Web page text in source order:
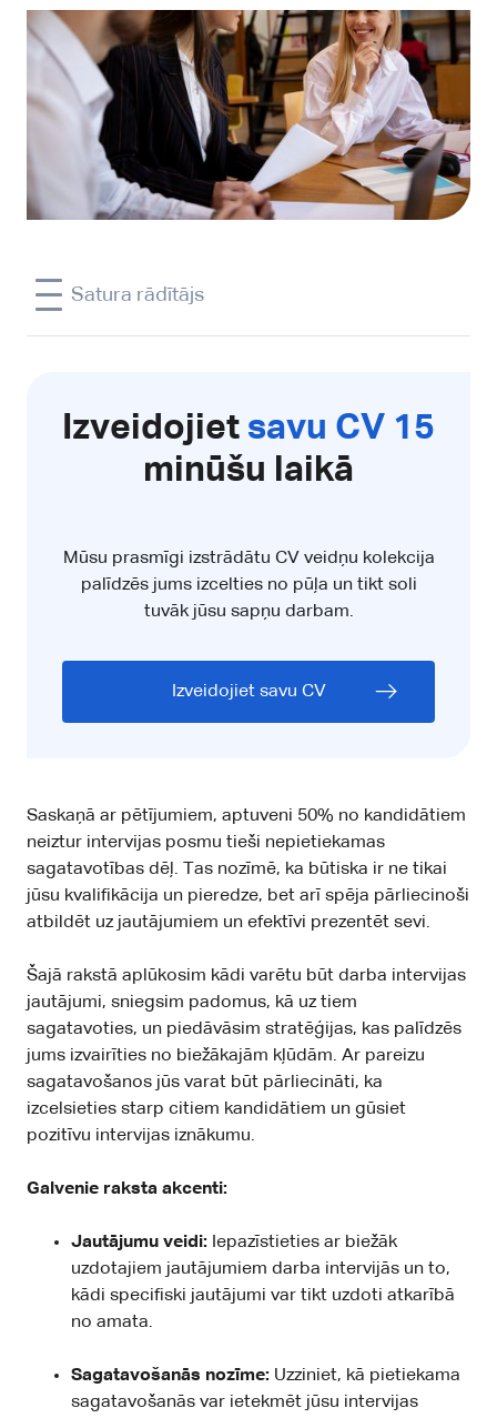
Satura rādītājs
Izveidojiet savu CV 15
minūšu laikā
Mūsu prasmīgi izstrādātu CV veidņu kolekcija
palīdzēs jums izcelties no pūļa un tikt soli
tuvāk jūsu sapņu darbam.
Izveidojiet savu CV
Saskaņā ar pētījumiem, aptuveni 50% no kandidātiem
neiztur intervijas posmu tieši nepietiekamas
sagatavotības dēļ. Tas nozīmē, ka būtiska ir ne tikai
jūsu kvalifikācija un pieredze, bet arī spēja pārliecinoši
atbildēt uz jautājumiem un efektīvi prezentēt sevi.
Šajā rakstā aplūkosim kādi varētu būt darba intervijas
jautājumi, sniegsim padomus, kā uz tiem
sagatavoties, un piedāvāsim stratēģijas, kas palīdzēs
jums izvairīties no biežākajām kļūdām. Ar pareizu
sagatavošanos jūs varat būt pārliecināti, ka
izcelsieties starp citiem kandidātiem un gūsiet
pozitīvu intervijas iznākumu.
Galvenie raksta akcenti:
Jautājumu veidi: Iepazīstieties ar biežāk
uzdotajiem jautājumiem darba intervijās un to,
kādi specifiski jautājumi var tikt uzdoti atkarībā
no amata.
Sagatavošanās nozīme: Uzziniet, kā pietiekama
sagatavošanās var ietekmēt jūsu intervijas